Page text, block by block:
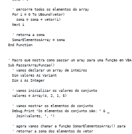
  ' percorre todos os elementos do array
  For i = 0 To UBound(vetor)
    soma = soma + vetor(i)
  Next i
  ' retorna a soma
  SomarElementosArray = soma
End Function
' Macro que mostra como passar um aray para uma função em VBA
Sub PassarArrayFuncao()
  ' vamos declarar um array de inteiros
  Dim valores As Variant
  Dim s As Integer
  ' vamos inicializar os valores do conjunto
  valores = Array(4, 2, 1, 5)
  ' vamos mostrar os elementos do conjunto
  Debug.Print "Os elementos do conjunto são: " & _
    Join(valores, ", ")
  ' agora vamos chamar a função SomarElementosArray() para
  ' retornar a soma dos elementos do vetor